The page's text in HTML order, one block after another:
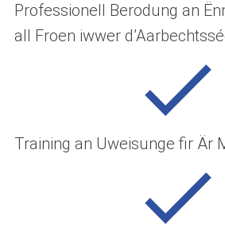
Professionell Berodung an
all Froen iwwer
Training an Uweisunge fir Är